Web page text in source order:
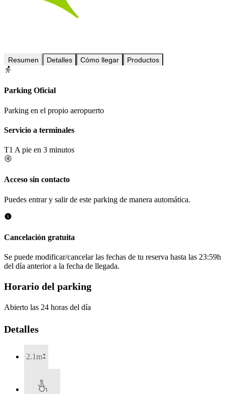
Resumen Detalles Cómo llegar Productos
Parking Oficial
Parking en el propio aeropuerto
Servicio a terminales
T1 A pie en 3 minutos
Acceso sin contacto
Puedes entrar y salir de este parking de manera automática.
Cancelación gratuita
Se puede modificar/cancelar las fechas de tu reserva hasta las 23:59h
del día anterior a la fecha de llegada.
Horario del parking
Abierto las 24 horas del día
Detalles
2.1m